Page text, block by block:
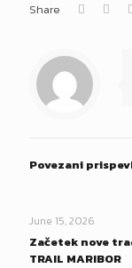
Share
Povezani
June 15, 2026
Začetek nove
TRAIL MARIBOR